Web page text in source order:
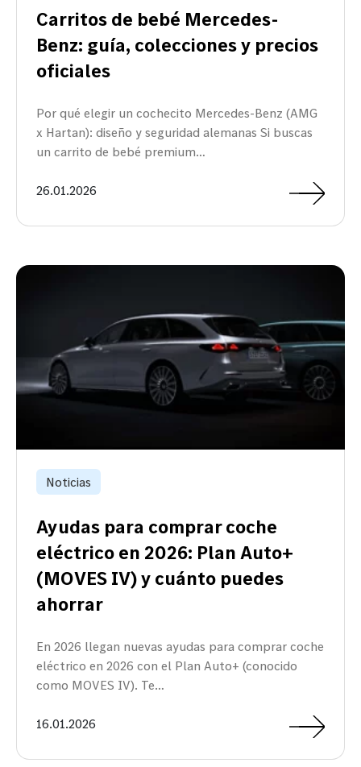
Carritos de bebé Mercedes-
Benz: guía, colecciones y precios
oficiales
Por qué elegir un cochecito Mercedes-Benz (AMG
x Hartan): diseño y seguridad alemanas Si buscas
un carrito de bebé premium…
26.01.2026
Noticias
Ayudas para comprar coche
eléctrico en 2026: Plan Auto+
(MOVES IV) y cuánto puedes
ahorrar
En 2026 llegan nuevas ayudas para comprar coche
eléctrico en 2026 con el Plan Auto+ (conocido
como MOVES IV). Te…
16.01.2026